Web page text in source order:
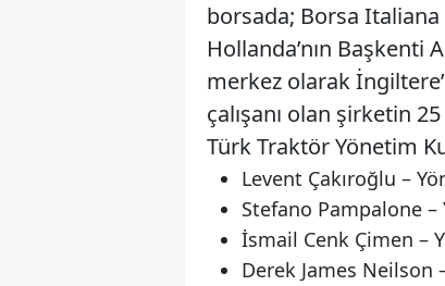
borsada; Borsa Italiana
Hollanda’nın
merkez olarak
çalışanı olan şirketin
Türk Traktör Yönetim
Levent Çakıroğlu –
Stefano Pampalone –
İsmail Cenk Çimen –
Derek James Neilson